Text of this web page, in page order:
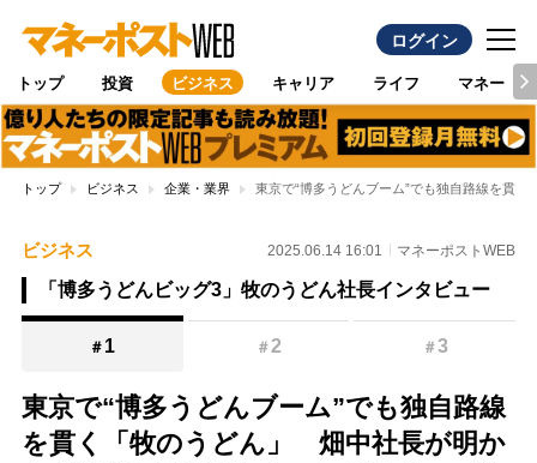
ログイン
トップ 投資 ビジネス キャリア ライフ マネー
トップ ビジネス 企業・業界 東京で“博多うどんブーム”でも独自路線を貫
ビジネス 2025.06.14 16:01 マネーポストWEB
「博多うどんビッグ3」牧のうどん社長インタビュー
＃ 1 ＃2 ＃3
東京で“博多うどんブーム”でも独自路線
を貫く「牧のうどん」 畑中社長が明か